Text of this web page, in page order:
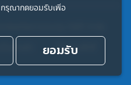
พย์จัดการกองทุน ทิสโก้ จำกัด
นส่วนตัว
คำสงวนสิทธิ์
กรุณากดยอมรับเพื่อ
ยอมรับ